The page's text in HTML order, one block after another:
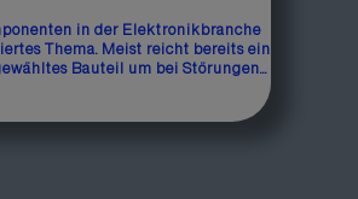
in der Elektronikbranche
Thema. Meist reicht bereits ein
Bauteil um bei Störungen...